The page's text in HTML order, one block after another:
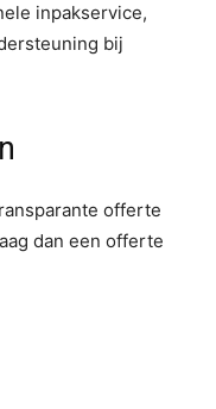
inpakservice,
bij
offerte
dan een offerte